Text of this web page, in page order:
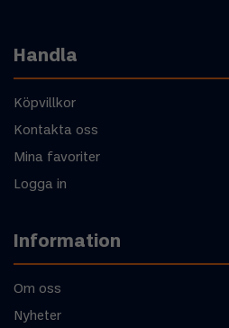
Handla
Köpvillkor
Kontakta oss
Mina favoriter
Logga in
Information
Om oss
Nyheter